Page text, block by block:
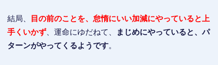
結局、
目の前のことを、怠惰にいい加減にやっていると上
手くいかず 、運命にゆだねて、
まじめにやっていると、パ
ターンがやってくるようです。